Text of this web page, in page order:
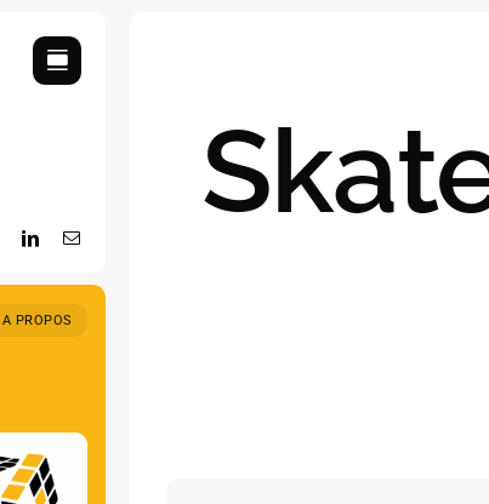
A PROPOS
d’une rencontre, d’une collaboration